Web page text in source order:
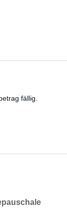
fällig.